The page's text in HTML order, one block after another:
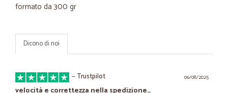
formato da 300 gr
Dicono di noi
06/08/2025
—Trustpilot